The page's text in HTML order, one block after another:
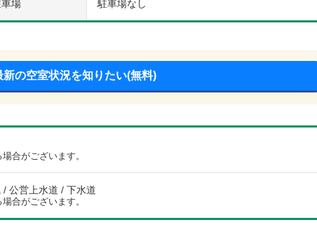
場 駐車場なし
新の空室状況を知りたい(無料)
合がございます。
公営上水道 / 下水道
合がございます。